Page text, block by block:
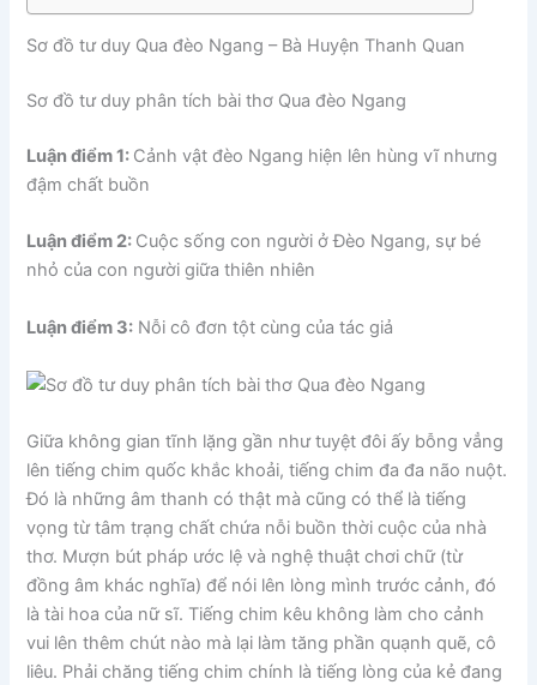
Sơ đồ tư duy Qua đèo Ngang – Bà Huyện Thanh Quan
Sơ đồ tư duy phân tích bài thơ Qua đèo Ngang
Luận điểm 1: Cảnh vật đèo Ngang hiện lên hùng vĩ nhưng
đậm chất buồn
Luận điểm 2: Cuộc sống con người ở Đèo Ngang, sự bé
nhỏ của con người giữa thiên nhiên
Luận điểm 3: Nỗi cô đơn tột cùng của tác giả
Giữa không gian tĩnh lặng gần như tuyệt đôi ấy bỗng vẳng
lên tiếng chim quốc khắc khoải, tiếng chim đa đa não nuột.
Đó là những âm thanh có thật mà cũng có thể là tiếng
vọng từ tâm trạng chất chứa nỗi buồn thời cuộc của nhà
thơ. Mượn bút pháp ước lệ và nghệ thuật chơi chữ (từ
đồng âm khác nghĩa) để nói lên lòng mình trước cảnh, đó
là tài hoa của nữ sĩ. Tiếng chim kêu không làm cho cảnh
vui lên thêm chút nào mà lại làm tăng phần quạnh quẽ, cô
liêu. Phải chăng tiếng chim chính là tiếng lòng của kẻ đang